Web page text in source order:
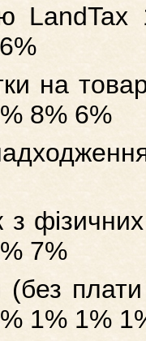
LandTax
на
8% 6%
з
7%
(без
1% 1%